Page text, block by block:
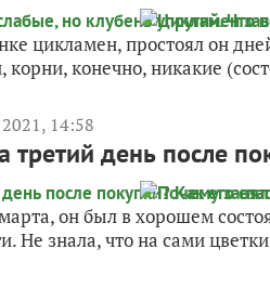
цикламен, простоял он
корни, конечно, никакие
14:58
день после
он был в хорошем
Не знала, что на сами